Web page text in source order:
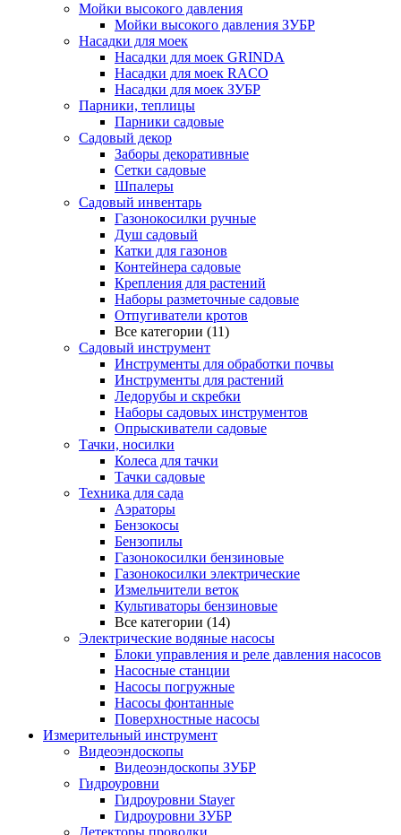
Мойки высокого давления
Мойки высокого давления ЗУБР
Насадки для моек
Насадки для моек GRINDA
Насадки для моек RACO
Насадки для моек ЗУБР
Парники, теплицы
Парники садовые
Садовый декор
Заборы декоративные
Сетки садовые
Шпалеры
Садовый инвентарь
Газонокосилки ручные
Душ садовый
Катки для газонов
Контейнера садовые
Крепления для растений
Наборы разметочные садовые
Отпугиватели кротов
Все категории (11)
Садовый инструмент
Инструменты для обработки почвы
Инструменты для растений
Ледорубы и скребки
Наборы садовых инструментов
Опрыскиватели садовые
Тачки, носилки
Колеса для тачки
Тачки садовые
Техника для сада
Аэраторы
Бензокосы
Бензопилы
Газонокосилки бензиновые
Газонокосилки электрические
Измельчители веток
Культиваторы бензиновые
Все категории (14)
Электрические водяные насосы
Блоки управления и реле давления насосов
Насосные станции
Насосы погружные
Насосы фонтанные
Поверхностные насосы
Измерительный инструмент
Видеоэндоскопы
Видеоэндоскопы ЗУБР
Гидроуровни
Гидроуровни Stayer
Гидроуровни ЗУБР
Детекторы проводки